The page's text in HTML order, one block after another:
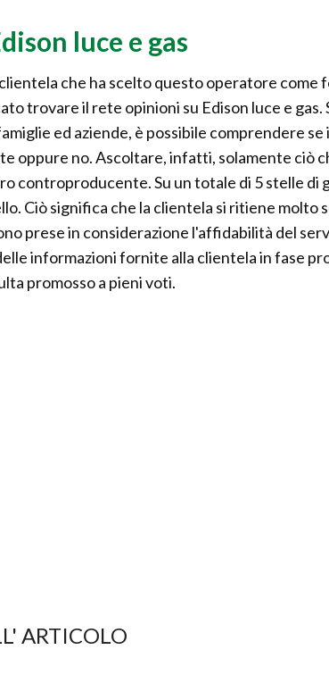
luce e gas
che ha scelto questo operatore come
trovare il rete opinioni su Edison luce e
ed aziende, è possibile comprendere
oppure no. Ascoltare, infatti, solamente ciò
controproducente. Su un totale di 5 stelle di
Ciò significa che la clientela si ritiene molto
prese in considerazione l'affidabilità del
informazioni fornite alla clientela in fase
promosso a pieni voti.
ARTICOLO